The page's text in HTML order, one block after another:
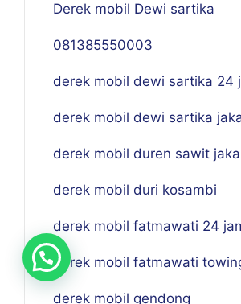
Derek mobil Dewi sartika
081385550003
derek mobil dewi sartika 24
derek mobil dewi sartika
derek mobil duren sawit
derek mobil duri kosambi
derek mobil fatmawati 24
derek mobil fatmawati
derek mobil gendong